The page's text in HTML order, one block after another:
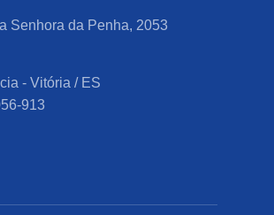
Senhora da Penha, 2053
- Vitória / ES
913